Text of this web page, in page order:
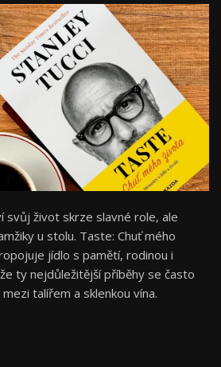
svůj život skrze slavné role, ale
u stolu. Taste: Chuť mého
jídlo s pamětí, rodinou i
ty nejdůležitější příběhy se často
talířem a sklenkou vína.